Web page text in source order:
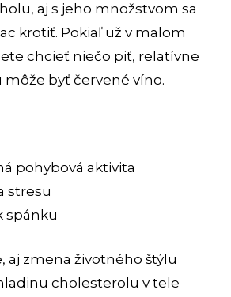
aj s jeho množstvom sa
krotiť. Pokiaľ už v malom
chcieť niečo piť, relatívne
byť červené víno.
pohybová aktivita
stresu
spánku
aj zmena životného štýlu
cholesterolu v tele